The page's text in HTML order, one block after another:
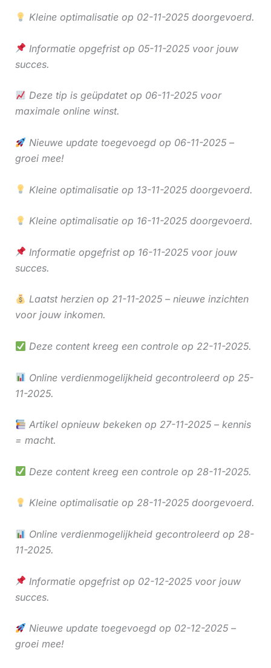
Kleine optimalisatie op 02-11-2025 doorgevoerd.
Informatie opgefrist op 05-11-2025 voor jouw
succes.
Deze tip is geüpdatet op 06-11-2025 voor
maximale online winst.
Nieuwe update toegevoegd op 06-11-2025 –
groei mee!
Kleine optimalisatie op 13-11-2025 doorgevoerd.
Kleine optimalisatie op 16-11-2025 doorgevoerd.
Informatie opgefrist op 16-11-2025 voor jouw
succes.
Laatst herzien op 21-11-2025 – nieuwe inzichten
voor jouw inkomen.
Deze content kreeg een controle op 22-11-2025.
Online verdienmogelijkheid gecontroleerd op 25-
11-2025.
Artikel opnieuw bekeken op 27-11-2025 – kennis
= macht.
Deze content kreeg een controle op 28-11-2025.
Kleine optimalisatie op 28-11-2025 doorgevoerd.
Online verdienmogelijkheid gecontroleerd op 28-
11-2025.
Informatie opgefrist op 02-12-2025 voor jouw
succes.
Nieuwe update toegevoegd op 02-12-2025 –
groei mee!